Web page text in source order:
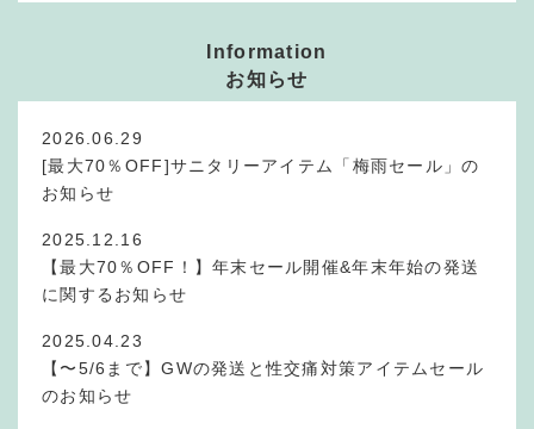
Information
お知らせ
2026.06.29
[最大70％OFF]サニタリーアイテム「梅雨セール」の
お知らせ
2025.12.16
【最大70％OFF！】年末セール開催&年末年始の発送
に関するお知らせ
2025.04.23
【〜5/6まで】GWの発送と性交痛対策アイテムセール
のお知らせ